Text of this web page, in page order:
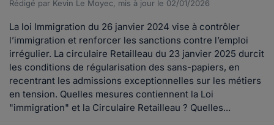
Rédigé par Kevin Le Moyec, mis à jour le 02/01/2026
La loi Immigration du 26 janvier 2024 vise à contrôler
l’immigration et renforcer les sanctions contre l’emploi
irrégulier. La circulaire Retailleau du 23 janvier 2025 durcit
les conditions de régularisation des sans-papiers, en
recentrant les admissions exceptionnelles sur les métiers
en tension. Quelles mesures contiennent la Loi
"immigration" et la Circulaire Retailleau ? Quelles...